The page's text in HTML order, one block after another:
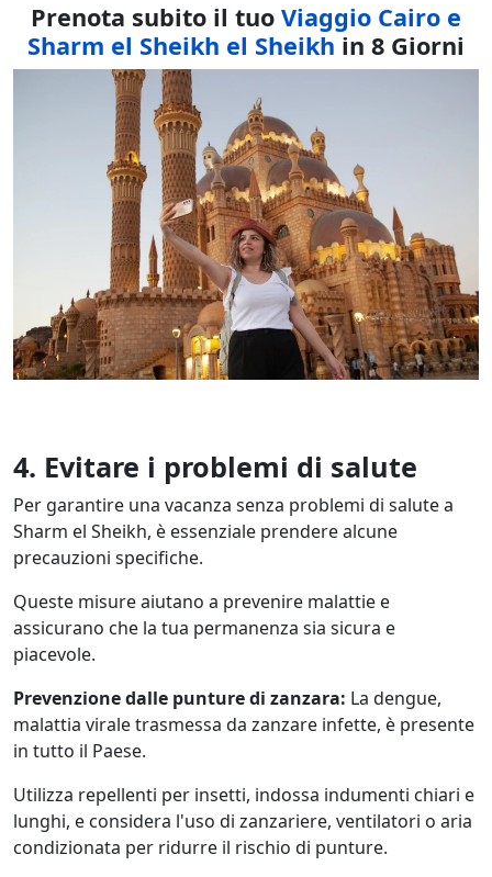
Prenota subito il tuo Viaggio Cairo e
Sharm el Sheikh el Sheikh in 8 Giorni
4. Evitare i problemi di salute
Per garantire una vacanza senza problemi di salute a
Sharm el Sheikh, è essenziale prendere alcune
precauzioni specifiche.
Queste misure aiutano a prevenire malattie e
assicurano che la tua permanenza sia sicura e
piacevole.
Prevenzione dalle punture di zanzara: La dengue,
malattia virale trasmessa da zanzare infette, è presente
in tutto il Paese.
Utilizza repellenti per insetti, indossa indumenti chiari e
lunghi, e considera l'uso di zanzariere, ventilatori o aria
condizionata per ridurre il rischio di punture.